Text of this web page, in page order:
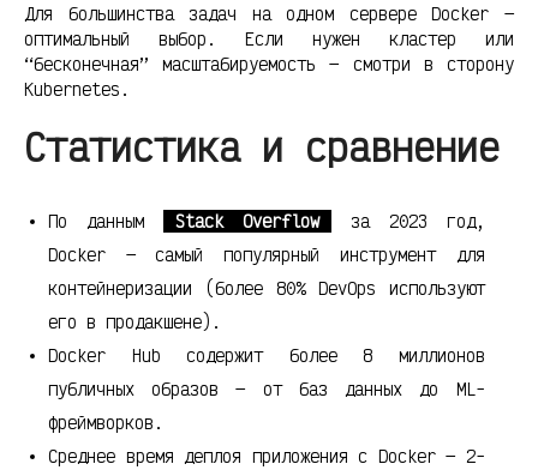
Для большинства задач на одном сервере Docker —
оптимальный выбор. Если нужен кластер или
“бесконечная” масштабируемость — смотри в сторону
Kubernetes.
Статистика и сравнение
По данным Stack Overflow
за 2023 год,
Docker — самый популярный инструмент для
контейнеризации (более 80% DevOps используют
его в продакшене).
Docker Hub содержит более 8 миллионов
публичных образов — от баз данных до ML-
фреймворков.
Среднее время деплоя приложения с Docker — 2-